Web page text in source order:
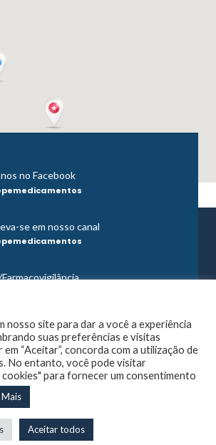
no Facebook
se em nosso canal
Todos os direitos reservados. Lafepe |
Optimized byAgência Planner
1117, Dois Irmãos – Recife – PE |
10.877.926/0001-13
nosso site para dar a você a experiência
suas preferências e visitas
“Aceitar”, concorda com a utilização de
No entanto, você pode visitar
para fornecer um consentimento
Mais
Aceitar todos